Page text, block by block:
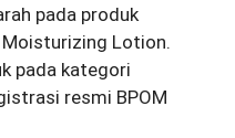
pada produk
Lotion.
pada kategori
resmi BPOM